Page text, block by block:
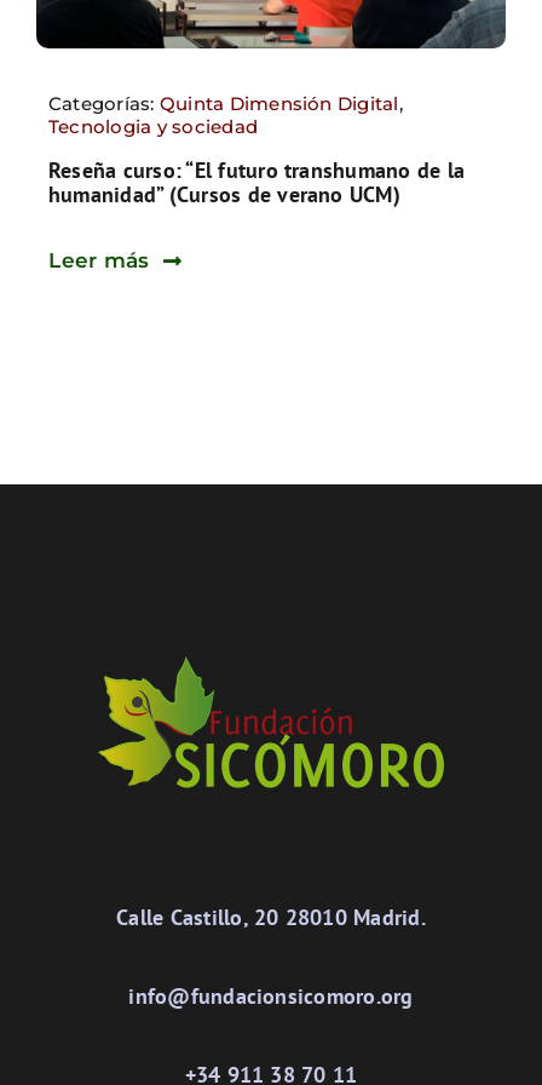
Categorías: Quinta Dimensión Digital,
Tecnologia y sociedad
Reseña curso: “El futuro transhumano de la
humanidad” (Cursos de verano UCM)
Leer más
Calle Castillo, 20 28010 Madrid.
info@fundacionsicomoro.org
+34 911 38 70 11